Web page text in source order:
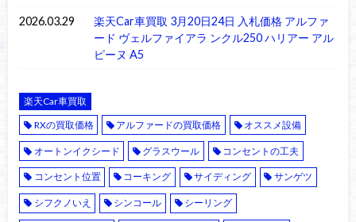
2026.03.29
楽天Car車買取 3月20日24日 入札価格 アルファ
ード ヴェルファイアラ ンクル250 ハリアー アル
ピーヌ A5
楽天Car車買取
RXの買取価格
アルファードの買取価格 オススメ設備
オートンイクシード グラスウール コンセントの工夫
コンセント位置 コーキング サイディング サンゲツ
シフクノいえ シンコール シーリング